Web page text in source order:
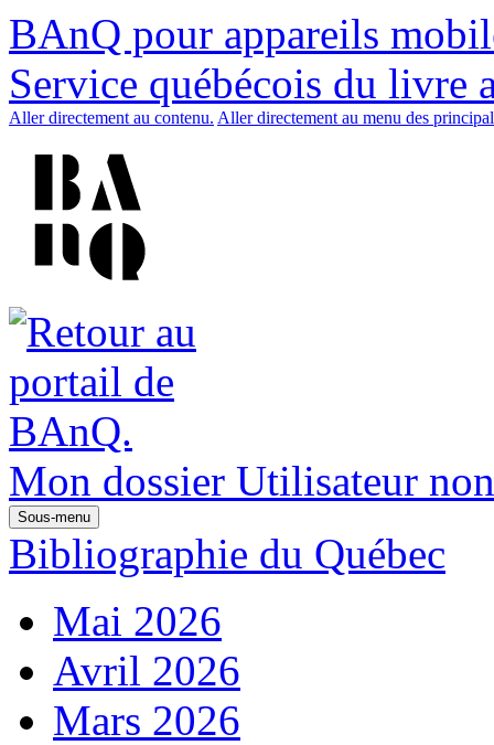
BAnQ pour appareils
Service québécois du livre
Aller directement au contenu. Aller directement au menu des
Mon dossier Utilisateur
Sous-menu
Bibliographie du Québec
Mai 2026
Avril 2026
Mars 2026